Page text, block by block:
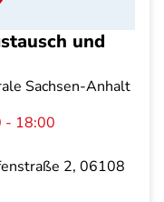
und
Sachsen-Anhalt
- 18:00
2, 06108